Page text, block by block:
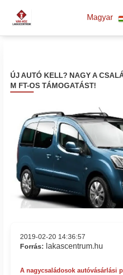
Magyar
ÚJ AUTÓ KELL? NAGY A
M FT-OS TÁMOGATÁST!
2019-02-20 14:36:57
Forrás: lakascentrum.hu
A nagycsaládosok autóvásárlási